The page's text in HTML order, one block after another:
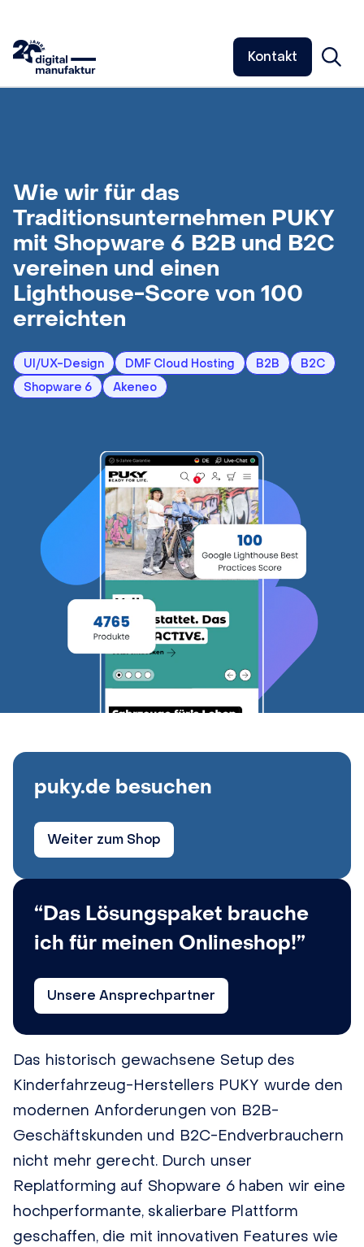
Kontakt
Wie wir für das
Traditionsunternehmen PUKY
mit Shopware 6 B2B und B2C
vereinen und einen
Lighthouse-Score von 100
erreichten
UI/UX-Design DMF Cloud Hosting B2B
B2C
Shopware 6
Akeneo
Das historisch gewachsene Setup des
Kinderfahrzeug-Herstellers PUKY wurde den
modernen Anforderungen von B2B-
Geschäftskunden und B2C-Endverbrauchern
nicht mehr gerecht. Durch unser
Replatforming auf Shopware 6 haben wir eine
hochperformante, skalierbare Plattform
geschaffen, die mit innovativen Features wie
puky.de besuchen
Weiter zum Shop
“Das Lösungspaket brauche
ich für meinen Onlineshop!”
Unsere Ansprechpartner